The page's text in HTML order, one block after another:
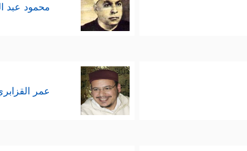
محمود عبد
عمر